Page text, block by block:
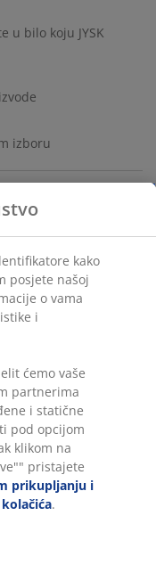
u bilo koju JYSK
izboru
postaviti po
zidnih polica.
kako
posjete našoj
o vama
i
ćemo vaše
partnerima
i statične
pod opcijom
klikom na
pristajete
prikupljanju i
.